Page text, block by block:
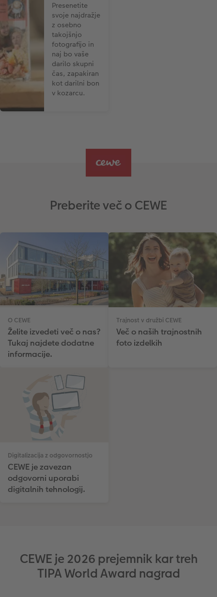
Presenetite
svoje najdražje
z osebno
takojšnjo
fotografijo in
naj bo vaše
darilo skupni
čas, zapakiran
kot darilni bon
v kozarcu.
Preberite več o CEWE
O CEWE
Želite izvedeti več o nas?
Tukaj najdete dodatne
informacije.
Trajnost v družbi CEWE
Več o naših trajnostnih
foto izdelkih
Digitalizacija z odgovornostjo
CEWE je zavezan
odgovorni uporabi
digitalnih tehnologij.
CEWE je 2026 prejemnik kar treh
TIPA World Award nagrad